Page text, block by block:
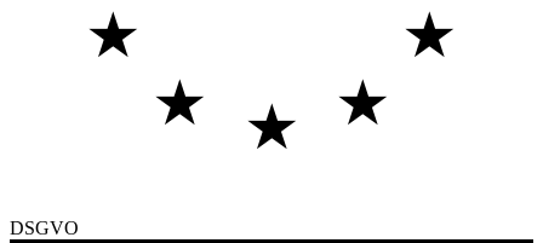
★
★
★
★
★
DSGVO